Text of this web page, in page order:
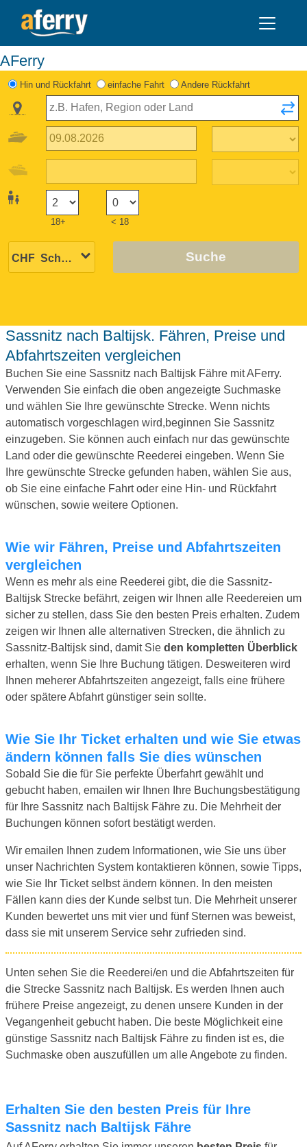
AFerry
Hin und Rückfahrt einfache Fahrt Andere Rückfahrt
18+ < 18
Suche
Sassnitz nach Baltijsk. Fähren, Preise und
Abfahrtszeiten vergleichen
Buchen Sie eine Sassnitz nach Baltijsk Fähre mit AFerry.
Verwenden Sie einfach die oben angezeigte Suchmaske
und wählen Sie Ihre gewünschte Strecke. Wenn nichts
automatisch vorgeschlagen wird,beginnen Sie Sassnitz
einzugeben. Sie können auch einfach nur das gewünschte
Land oder die gewünschte Reederei eingeben. Wenn Sie
Ihre gewünschte Strecke gefunden haben, wählen Sie aus,
ob Sie eine einfache Fahrt oder eine Hin- und Rückfahrt
wünschen, sowie weitere Optionen.
Wie wir Fähren, Preise und Abfahrtszeiten
vergleichen
Wenn es mehr als eine Reederei gibt, die die Sassnitz-
Baltijsk Strecke befährt, zeigen wir Ihnen alle Reedereien um
sicher zu stellen, dass Sie den besten Preis erhalten. Zudem
zeigen wir Ihnen alle alternativen Strecken, die ähnlich zu
Sassnitz-Baltijsk sind, damit Sie den kompletten Überblick
erhalten, wenn Sie Ihre Buchung tätigen. Desweiteren wird
Ihnen meherer Abfahrtszeiten angezeigt, falls eine frühere
oder spätere Abfahrt günstiger sein sollte.
Wie Sie Ihr Ticket erhalten und wie Sie etwas
ändern können falls Sie dies wünschen
Sobald Sie die für Sie perfekte Überfahrt gewählt und
gebucht haben, emailen wir Ihnen Ihre Buchungsbestätigung
für Ihre Sassnitz nach Baltijsk Fähre zu. Die Mehrheit der
Buchungen können sofort bestätigt werden.
Wir emailen Ihnen zudem Informationen, wie Sie uns über
unser Nachrichten System kontaktieren können, sowie Tipps,
wie Sie Ihr Ticket selbst ändern können. In den meisten
Fällen kann dies der Kunde selbst tun. Die Mehrheit unserer
Kunden bewertet uns mit vier und fünf Sternen was beweist,
dass sie mit unserem Service sehr zufrieden sind.
Unten sehen Sie die Reederei/en und die Abfahrtszeiten für
die Strecke Sassnitz nach Baltijsk. Es werden Ihnen auch
frühere Preise angezeigt, zu denen unsere Kunden in der
Vegangenheit gebucht haben. Die beste Möglichkeit eine
günstige Sassnitz nach Baltijsk Fähre zu finden ist es, die
Suchmaske oben auszufüllen um alle Angebote zu finden.
Erhalten Sie den besten Preis für Ihre
Sassnitz nach Baltijsk Fähre